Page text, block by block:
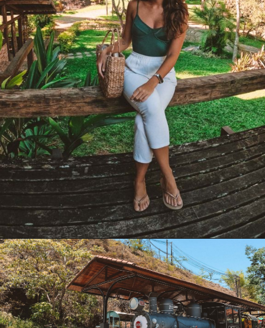
Opening https://www.maladeaventuras.com/pousadas-em-itaipava/